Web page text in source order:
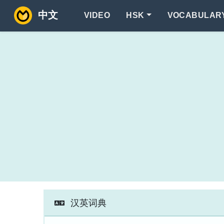
中文 VIDEO HSK
汉英词典